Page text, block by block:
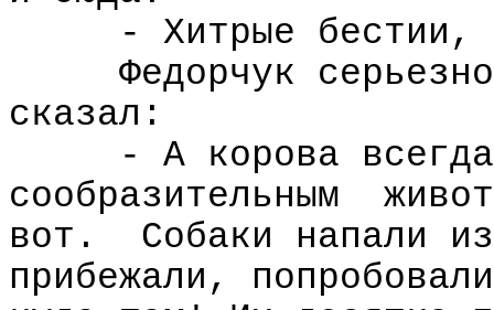
- Хитрые бестии,
Федорчук
сказал:
- А корова
сообразительным
вот.
Собаки напали
прибежали, попробовали